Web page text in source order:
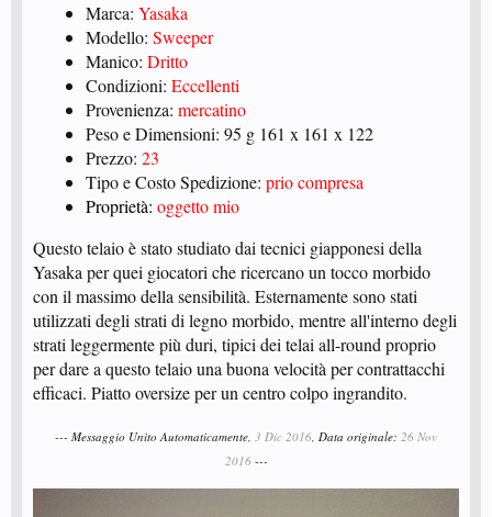
Marca: Yasaka
Modello: Sweeper
Manico: Dritto
Condizioni: Eccellenti
Provenienza: mercatino
Peso e Dimensioni: 95 g 161 x 161 x 122
Prezzo: 23
Tipo e Costo Spedizione: prio compresa
Proprietà: oggetto mio
Questo telaio è stato studiato dai tecnici giapponesi della
Yasaka per quei giocatori che ricercano un tocco morbido
con il massimo della sensibilità. Esternamente sono stati
utilizzati degli strati di legno morbido, mentre all'interno degli
strati leggermente più duri, tipici dei telai all-round proprio
per dare a questo telaio una buona velocità per contrattacchi
efficaci. Piatto oversize per un centro colpo ingrandito.
--- Messaggio Unito Automaticamente, 3 Dic 2016, Data originale: 26 Nov
2016 ---